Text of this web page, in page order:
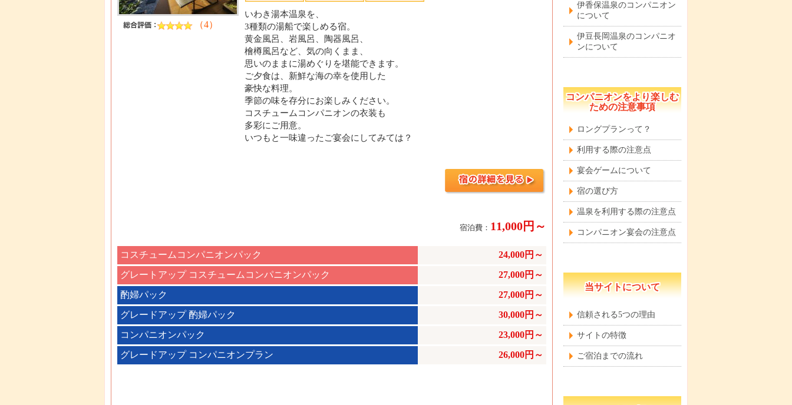
（4）
いわき湯本温泉を、
3種類の湯船で楽しめる宿。
黄金風呂、岩風呂、陶器風呂、
檜樽風呂など、気の向くまま、
思いのままに湯めぐりを堪能できます。
ご夕食は、新鮮な海の幸を使用した
豪快な料理。
季節の味を存分にお楽しみください。
コスチュームコンパニオンの衣装も
多彩にご用意。
いつもと一味違ったご宴会にしてみては？
宿泊費： 11,000円～
コスチュームコンパニオンパック
24,000円～
グレートアップ コスチュームコンパニオンパック
27,000円～
酌婦パック
27,000円～
グレードアップ 酌婦パック
30,000円～
コンパニオンパック
23,000円～
グレードアップ コンパニオンプラン
26,000円～
伊香保温泉のコンパニオン
について
伊豆長岡温泉のコンパニオ
ンについて
コンパニオンをより楽しむ
ための注意事項
ロングプランって？
利用する際の注意点
宴会ゲームについて
宿の選び方
温泉を利用する際の注意点
コンパニオン宴会の注意点
当サイトについて
信頼される5つの理由
サイトの特徴
ご宿泊までの流れ